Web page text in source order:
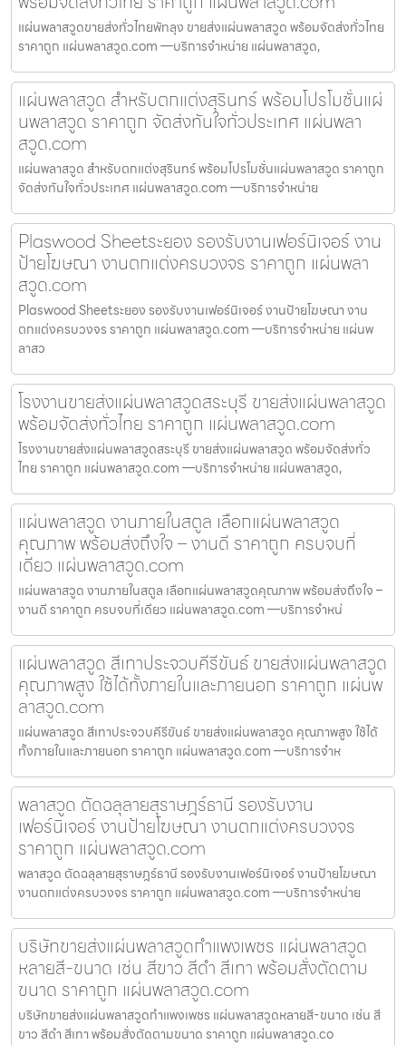
แผ่นพลาสวูดขายส่งทั่วไทยพัทลุง ขายส่งแผ่นพลาสวูด พร้อมจัดส่งทั่วไทย
ราคาถูก แผ่นพลาสวูด.com —บริการจำหน่าย แผ่นพลาสวูด,
แผ่นพลาสวูด สำหรับตกแต่งสุรินทร์ พร้อมโปรโมชั่นแผ่
นพลาสวูด ราคาถูก จัดส่งทันใจทั่วประเทศ แผ่นพลา
สวูด.com
แผ่นพลาสวูด สำหรับตกแต่งสุรินทร์ พร้อมโปรโมชั่นแผ่นพลาสวูด ราคาถูก
จัดส่งทันใจทั่วประเทศ แผ่นพลาสวูด.com —บริการจำหน่าย
Plaswood Sheetระยอง รองรับงานเฟอร์นิเจอร์ งาน
ป้ายโฆษณา งานตกแต่งครบวงจร ราคาถูก แผ่นพลา
สวูด.com
Plaswood Sheetระยอง รองรับงานเฟอร์นิเจอร์ งานป้ายโฆษณา งาน
ตกแต่งครบวงจร ราคาถูก แผ่นพลาสวูด.com —บริการจำหน่าย แผ่นพ
ลาสว
โรงงานขายส่งแผ่นพลาสวูดสระบุรี ขายส่งแผ่นพลาสวูด
พร้อมจัดส่งทั่วไทย ราคาถูก แผ่นพลาสวูด.com
โรงงานขายส่งแผ่นพลาสวูดสระบุรี ขายส่งแผ่นพลาสวูด พร้อมจัดส่งทั่ว
ไทย ราคาถูก แผ่นพลาสวูด.com —บริการจำหน่าย แผ่นพลาสวูด,
แผ่นพลาสวูด งานภายในสตูล เลือกแผ่นพลาสวูด
คุณภาพ พร้อมส่งถึงใจ – งานดี ราคาถูก ครบจบที่
เดียว แผ่นพลาสวูด.com
แผ่นพลาสวูด งานภายในสตูล เลือกแผ่นพลาสวูดคุณภาพ พร้อมส่งถึงใจ –
งานดี ราคาถูก ครบจบที่เดียว แผ่นพลาสวูด.com —บริการจำหน่
แผ่นพลาสวูด สีเทาประจวบคีรีขันธ์ ขายส่งแผ่นพลาสวูด
คุณภาพสูง ใช้ได้ทั้งภายในและภายนอก ราคาถูก แผ่นพ
ลาสวูด.com
แผ่นพลาสวูด สีเทาประจวบคีรีขันธ์ ขายส่งแผ่นพลาสวูด คุณภาพสูง ใช้ได้
ทั้งภายในและภายนอก ราคาถูก แผ่นพลาสวูด.com —บริการจำห
พลาสวูด ตัดฉลุลายสุราษฎร์ธานี รองรับงาน
เฟอร์นิเจอร์ งานป้ายโฆษณา งานตกแต่งครบวงจร
ราคาถูก แผ่นพลาสวูด.com
พลาสวูด ตัดฉลุลายสุราษฎร์ธานี รองรับงานเฟอร์นิเจอร์ งานป้ายโฆษณา
งานตกแต่งครบวงจร ราคาถูก แผ่นพลาสวูด.com —บริการจำหน่าย
บริษัทขายส่งแผ่นพลาสวูดกำแพงเพชร แผ่นพลาสวูด
หลายสี-ขนาด เช่น สีขาว สีดำ สีเทา พร้อมสั่งตัดตาม
ขนาด ราคาถูก แผ่นพลาสวูด.com
บริษัทขายส่งแผ่นพลาสวูดกำแพงเพชร แผ่นพลาสวูดหลายสี-ขนาด เช่น สี
ขาว สีดำ สีเทา พร้อมสั่งตัดตามขนาด ราคาถูก แผ่นพลาสวูด.co